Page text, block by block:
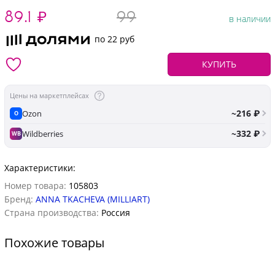
89.1 ₽ 99
в наличии
по 22 руб
КУПИТЬ
Цены на маркетплейсах
O Ozon ~216 ₽
WBWildberries ~332 ₽
Характеристики:
Номер товара: 105803
Бренд: ANNA TKACHEVA (MILLIART)
Страна производства: Россия
Похожие товары